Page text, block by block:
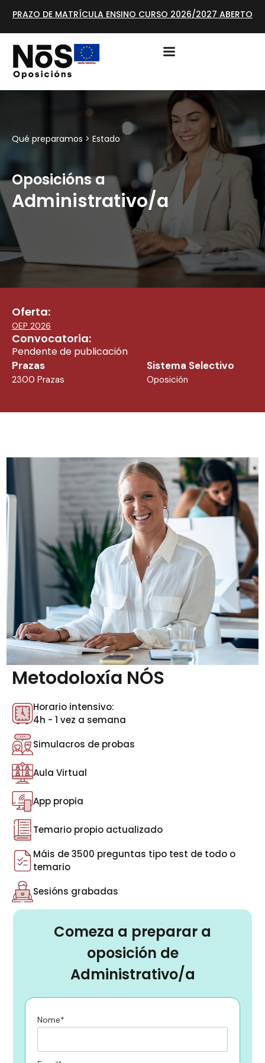
PRAZO DE MATRÍCULA ENSINO CURSO 2026/2027 ABERTO
Qué preparamos > Estado
Oposicións a
Administrativo/a
Oferta:
OEP 2026
Convocatoria:
Pendente de publicación
Sistema Selectivo
Oposición
Prazas
2300 Prazas
Metodoloxía NÓS
Horario intensivo:
4h - 1 vez a semana
Simulacros de probas
Aula Virtual
App propia
Temario propio actualizado
Máis de 3500 preguntas tipo test de todo o
temario
Sesións grabadas
Comeza a preparar a
oposición de
Administrativo/a
Nome*